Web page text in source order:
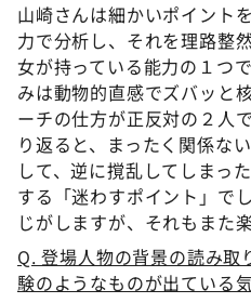
山崎さんは細かいポイント
力で分析し、それを理路整
女が持っている能力の１つ
みは動物的直感でズバッと
ーチの仕方が正反対の２人
り返ると、まったく関係な
して、逆に撹乱してしまっ
する「迷わすポイント」で
じがしますが、それもまた
Q. 登場人物の背景の読み
験のようなものが出ている